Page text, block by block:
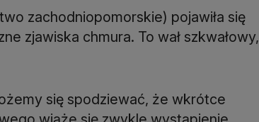
zachodniopomorskie) pojawiła się
zjawiska chmura. To wał szkwałowy,
się spodziewać, że wkrótce